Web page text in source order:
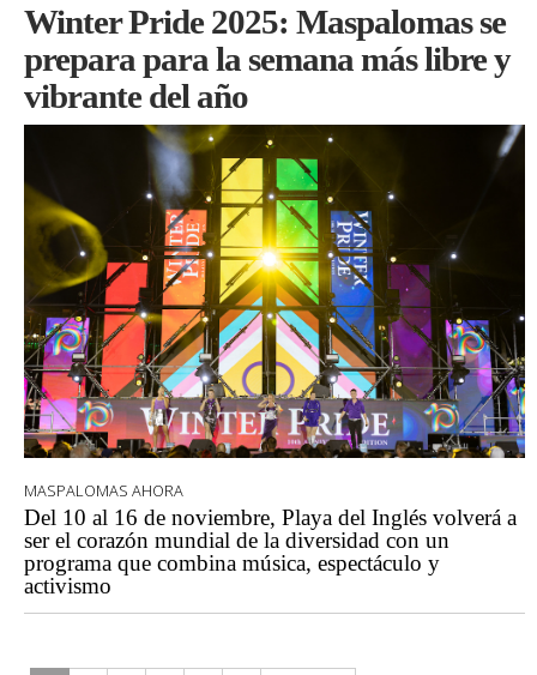
Winter Pride 2025: Maspalomas se
prepara para la semana más libre y
vibrante del año
MASPALOMAS AHORA
Del 10 al 16 de noviembre, Playa del Inglés volverá a
ser el corazón mundial de la diversidad con un
programa que combina música, espectáculo y
activismo